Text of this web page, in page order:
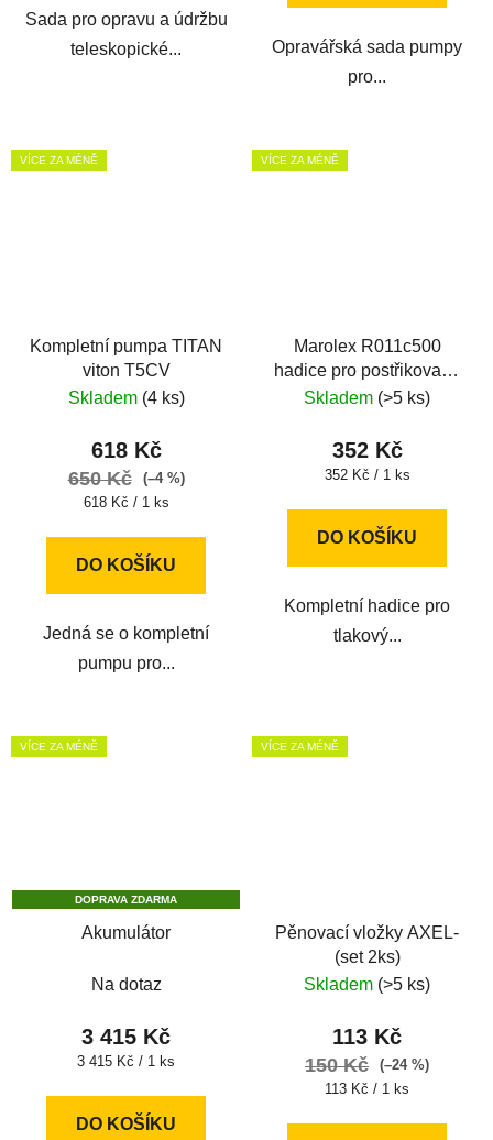
Sada pro opravu a údržbu
teleskopické...
Opravářská sada pumpy
pro...
VÍCE ZA MÉNĚ
Kompletní pumpa TITAN
viton T5CV
Skladem (4 ks)
618 Kč
650 Kč
(–4 %)
Měrná
618 Kč / 1 ks
DO KOŠÍKU
Jedná se o kompletní
pumpu pro...
VÍCE ZA MÉNĚ
Marolex R011c500
hadice pro postřikovače
Hobby a Profession 5m
Skladem (>5 ks)
352 Kč
Měrná
352 Kč / 1 ks
DO KOŠÍKU
Kompletní hadice pro
tlakový...
VÍCE ZA MÉNĚ
DOPRAVA ZDARMA
Akumulátor
Na dotaz
3 415 Kč
Měrná
3 415 Kč / 1 ks
DO KOŠÍKU
VÍCE ZA MÉNĚ
Pěnovací vložky AXEL-
(set 2ks)
Skladem (>5 ks)
113 Kč
150 Kč
(–24 %)
Měrná
113 Kč / 1 ks